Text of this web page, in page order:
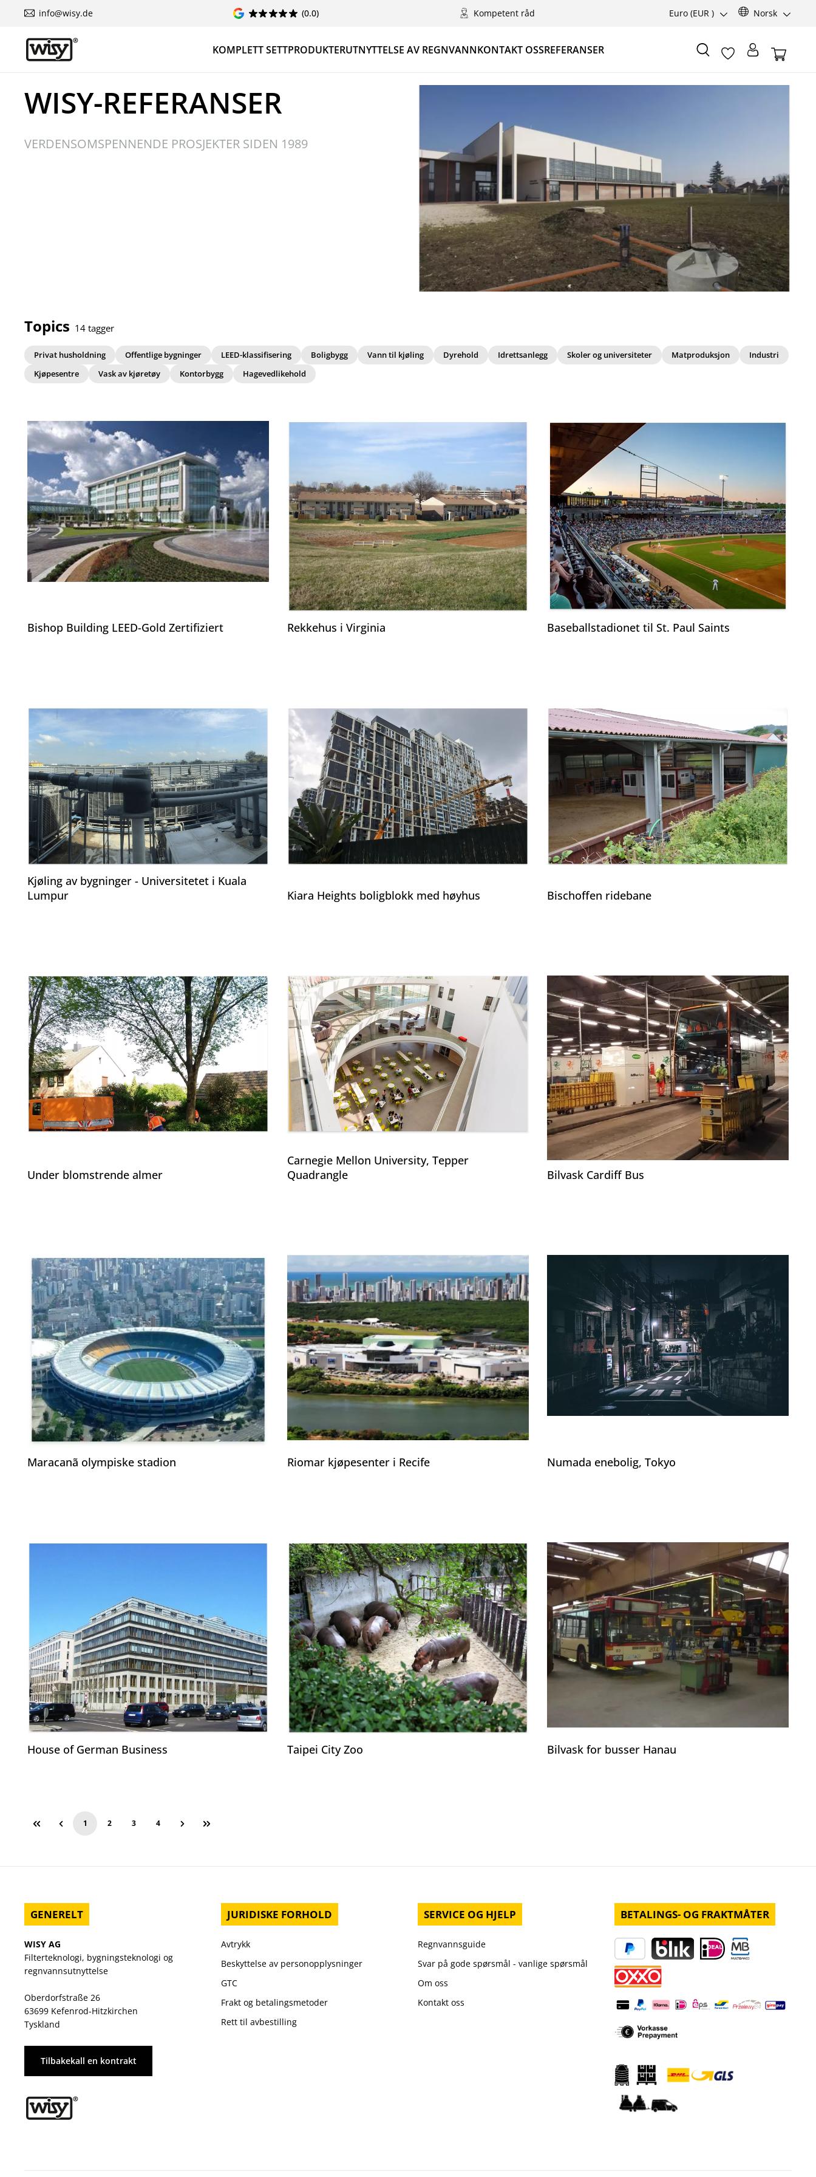
info@wisy.de (0.0) Kompetent råd Euro (EUR ) Norsk
KOMPLETT SETTPRODUKTERUTNYTTELSE AV REGNVANNKONTAKT OSSREFERANSER
WISY-REFERANSER
VERDENSOMSPENNENDE PROSJEKTER SIDEN 1989
Topics 14 tagger
Privat husholdning Offentlige bygninger LEED-klassifisering Boligbygg Vann til kjøling Dyrehold Idrettsanlegg Skoler og universiteter Matproduksjon
Industri
Kjøpesentre
Vask av kjøretøy Kontorbygg Hagevedlikehold
Bishop Building LEED-Gold Zertifiziert Rekkehus i Virginia Baseballstadionet til St. Paul Saints
Kjøling av bygninger - Universitetet i Kuala
Lumpur
Kiara Heights boligblokk med høyhus Bischoffen ridebane
Under blomstrende almer
Carnegie Mellon University, Tepper
Quadrangle
Bilvask Cardiff Bus
Maracanã olympiske stadion Riomar kjøpesenter i Recife Numada enebolig, Tokyo
House of German Business Taipei City Zoo Bilvask for busser Hanau
Side
1 Side
2 Side
3 Side
4
GENERELT
WISY AG
Filterteknologi, bygningsteknologi og
regnvannsutnyttelse
Oberdorfstraße 26
63699 Kefenrod-Hitzkirchen
Tyskland
Tilbakekall en kontrakt
JURIDISKE FORHOLD
Avtrykk
Beskyttelse av personopplysninger
GTC
Frakt og betalingsmetoder
Rett til avbestilling
SERVICE OG HJELP
Regnvannsguide
Svar på gode spørsmål - vanlige spørsmål
Om oss
Kontakt oss
BETALINGS- OG FRAKTMÅTER